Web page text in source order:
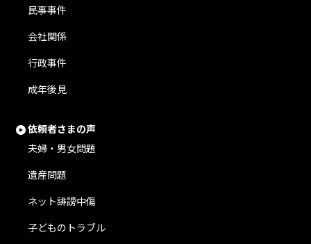
民事事件
会社関係
行政事件
成年後見
依頼者さまの声
夫婦・男女問題
遺産問題
ネット誹謗中傷
子どものトラブル